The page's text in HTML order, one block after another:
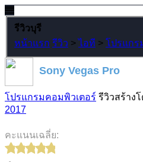
รีวิวบุรี
หน้าแรก รีวิว > ไอที > โปรแกร
Sony Vegas Pro
โปรแกรมคอมพิวเตอร์ รีวิวสร้างโ
2017
คะแนนเฉลี่ย: